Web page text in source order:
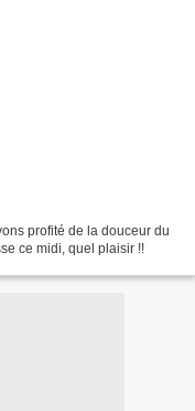
profité de la douceur du
ce midi, quel plaisir !!